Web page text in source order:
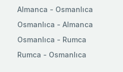
Almanca - Osmanlıca
Osmanlıca - Almanca
Osmanlıca - Rumca
Rumca - Osmanlıca